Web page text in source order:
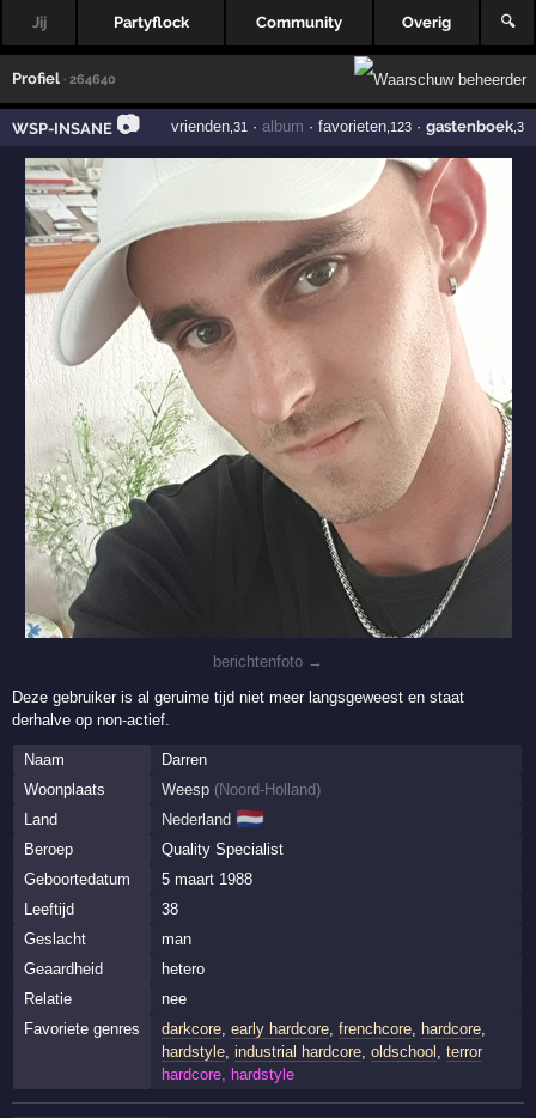
Jij Partyflock Community Overig 🔍
Profiel · 264640
WSP-INSANE 📷 vrienden,31 · album · favorieten,123· gastenboek,3
berichtenfoto →
Deze gebruiker is al geruime tijd niet meer langsgeweest en staat
derhalve op non-actief.
Naam
Darren
Woonplaats
Weesp (Noord-Holland)
Land
Nederland 🇳🇱
Beroep
Quality Specialist
Geboortedatum
5 maart 1988
Leeftijd
38
Geslacht
man
Geaardheid
hetero
Relatie
nee
Favoriete genres
darkcore, early hardcore, frenchcore, hardcore,
hardstyle, industrial hardcore, oldschool
terror
hardcore, hardstyle